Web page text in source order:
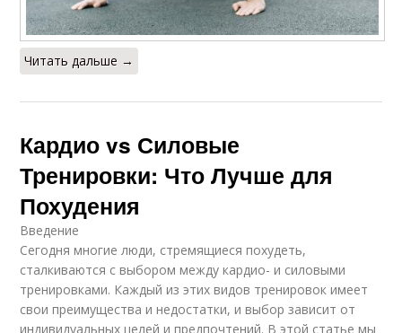
Читать дальше →
Кардио vs Силовые
Тренировки: Что Лучше для
Похудения
Введение
Сегодня многие люди, стремящиеся похудеть,
сталкиваются с выбором между кардио- и силовыми
тренировками. Каждый из этих видов тренировок имеет
свои преимущества и недостатки, и выбор зависит от
индивидуальных целей и предпочтений. В этой статье мы